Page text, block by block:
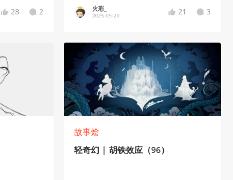
28 2 火彩_
2025-05-20 21 3
故事烩
轻奇幻 | 胡铁效应（96）